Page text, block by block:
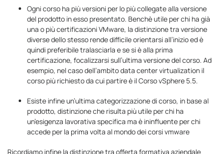
Ogni corso ha più versioni per lo più collegate alla versione
del prodotto in esso presentato. Benchè utile per chi ha già
una o più certificazioni VMware, la distinzione tra versione
diverse dello stesso rende difficile orientarsi all’inizio ed è
quindi preferibile tralasciarla e se si è alla prima
certificazione, focalizzarsi sull’ultima versione del corso. Ad
esempio, nel caso dell’ambito data center virtualization il
corso più richiesto da cui partire è il Corso vSphere 5.5.
Esiste infine un’ultima categorizzazione di corso, in base al
prodotto, distinzione che risulta più utile per chi ha
un’esigenza lavorativa specifica ma è ininfluente per chi
accede per la prima volta al mondo dei corsi vmware
Ricordiamo infine la distinzione tra offerta formativa aziendale